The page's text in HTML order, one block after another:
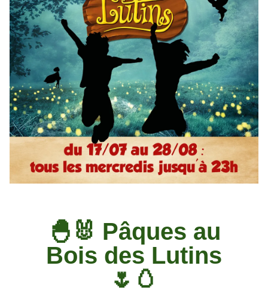
🐣🐰 Pâques au
Bois des Lutins
🌷🥚